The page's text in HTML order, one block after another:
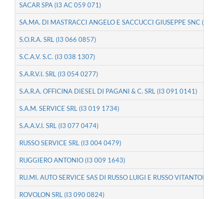
SACAR SPA (I3 AC 059 071)
SA.MA. DI MASTRACCI ANGELO E SACCUCCI GIUSEPPE SNC (I3
S.O.R.A. SRL (I3 066 0857)
S.C.A.V. S.C. (I3 038 1307)
S.A.R.V.I. SRL (I3 054 0277)
S.A.R.A. OFFICINA DIESEL DI PAGANI & C. SRL (I3 091 0141)
S.A.M. SERVICE SRL (I3 019 1734)
S.A.A.V.I. SRL (I3 077 0474)
RUSSO SERVICE SRL (I3 004 0479)
RUGGIERO ANTONIO (I3 009 1643)
RU.MI. AUTO SERVICE SAS DI RUSSO LUIGI E RUSSO VITANTONIO
ROVOLON SRL (I3 090 0824)